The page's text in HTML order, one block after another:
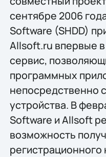
сентябре 2006
Software (SHDD)
Allsoft.ru впервые в
сервис,
программных
непосредственно
устройства. В
Software и Allsoft
возможность